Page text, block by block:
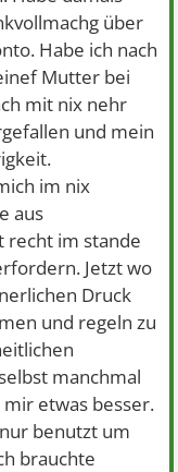
über
Habe ich nach
Mutter bei
mit nix nehr
und mein
im nix
aus
recht im stande
Jetzt wo
Druck
und regeln zu
manchmal
etwas besser.
benutzt um
brauchte